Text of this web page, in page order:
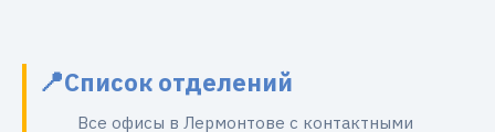
Список отделений
Все офисы в Лермонтове с контактными